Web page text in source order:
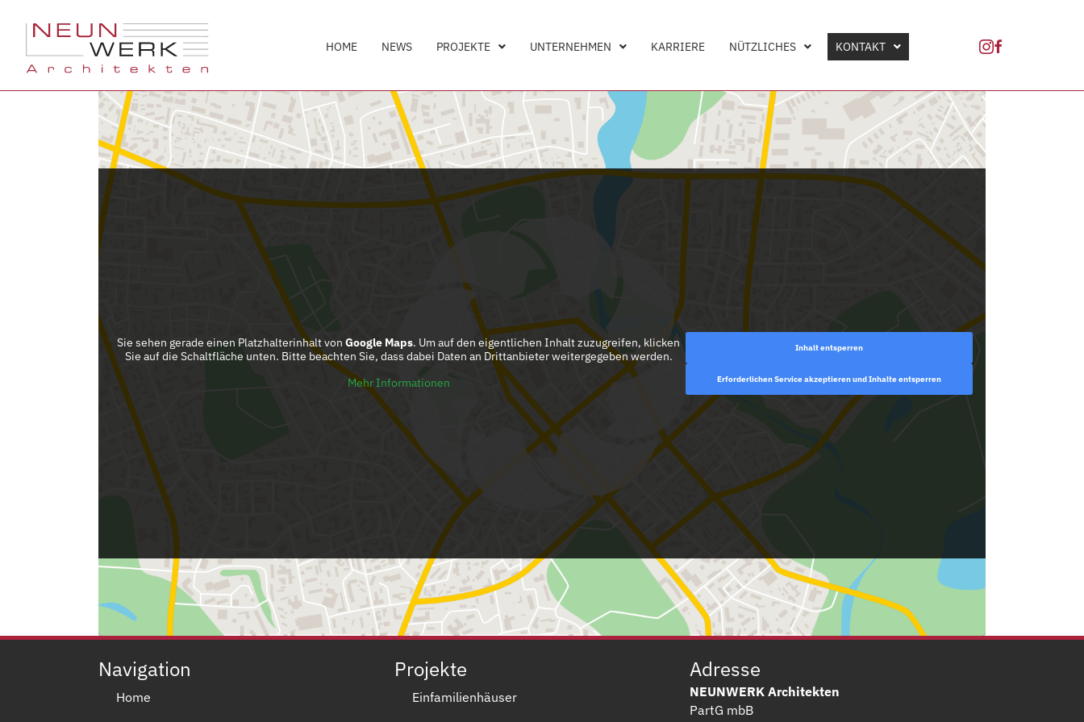
HOME NEWS PROJEKTE UNTERNEHMEN KARRIERE NÜTZLICHES KONTAKT
Kontakt
NEUNWERK Architekten
PartG mbB
Burgstrasse 54
+49 - (0)2222 - 99611-0
+49 - (0)2222 - 99611-69
Sie sehen gerade einen Platzhalterinhalt von Google Maps. Um auf den eigentlichen Inhalt zuzugreifen, klicken
Sie auf die Schaltfläche unten. Bitte beachten Sie, dass dabei Daten an Drittanbieter weitergegeben werden.
Mehr Informationen
Inhalt entsperren
Erforderlichen Service akzeptieren und Inhalte entsperren
Navigation
Home
Projekte
Einfamilienhäuser
Adresse
NEUNWERK Architekten
PartG mbB